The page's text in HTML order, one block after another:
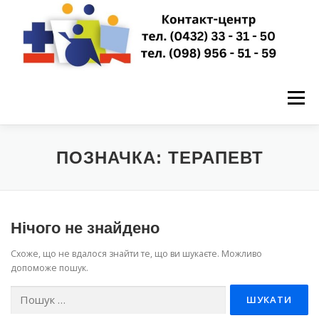
вмісту
Меню
ГОЛОВНА НОВИНИ ПРО НАС
ЗАПИСАТИСЬ НА ПРИЙОМ КОНТАКТИ
ПОЗНАЧКА: ТЕРАПЕВТ
Нічого не знайдено
Схоже, що не вдалося знайти те, що ви шукаєте. Можливо
допоможе пошук.